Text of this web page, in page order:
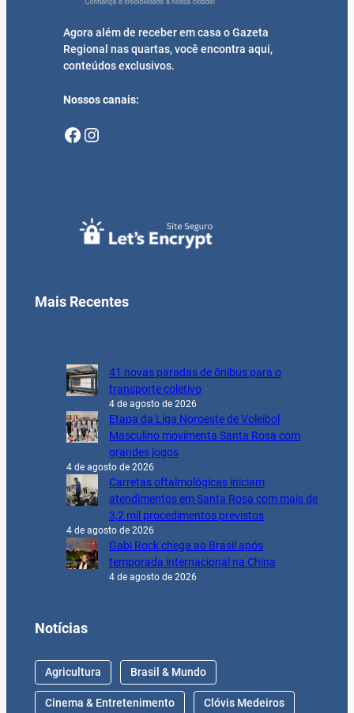
Agora além de receber em casa o Gazeta
Regional nas quartas, você encontra aqui,
conteúdos exclusivos.
Nossos canais:
Facebook Instagram
Mais Recentes
41 novas paradas de ônibus para o
transporte coletivo
4 de agosto de 2026
Etapa da Liga Noroeste de Voleibol
Masculino movimenta Santa Rosa com
grandes jogos
4 de agosto de 2026
Carretas oftalmológicas iniciam
atendimentos em Santa Rosa com mais de
3,2 mil procedimentos previstos
4 de agosto de 2026
Gabi Rock chega ao Brasil após
temporada internacional na China
4 de agosto de 2026
Notícias
Agricultura Brasil & Mundo
Cinema & Entretenimento Clóvis Medeiros